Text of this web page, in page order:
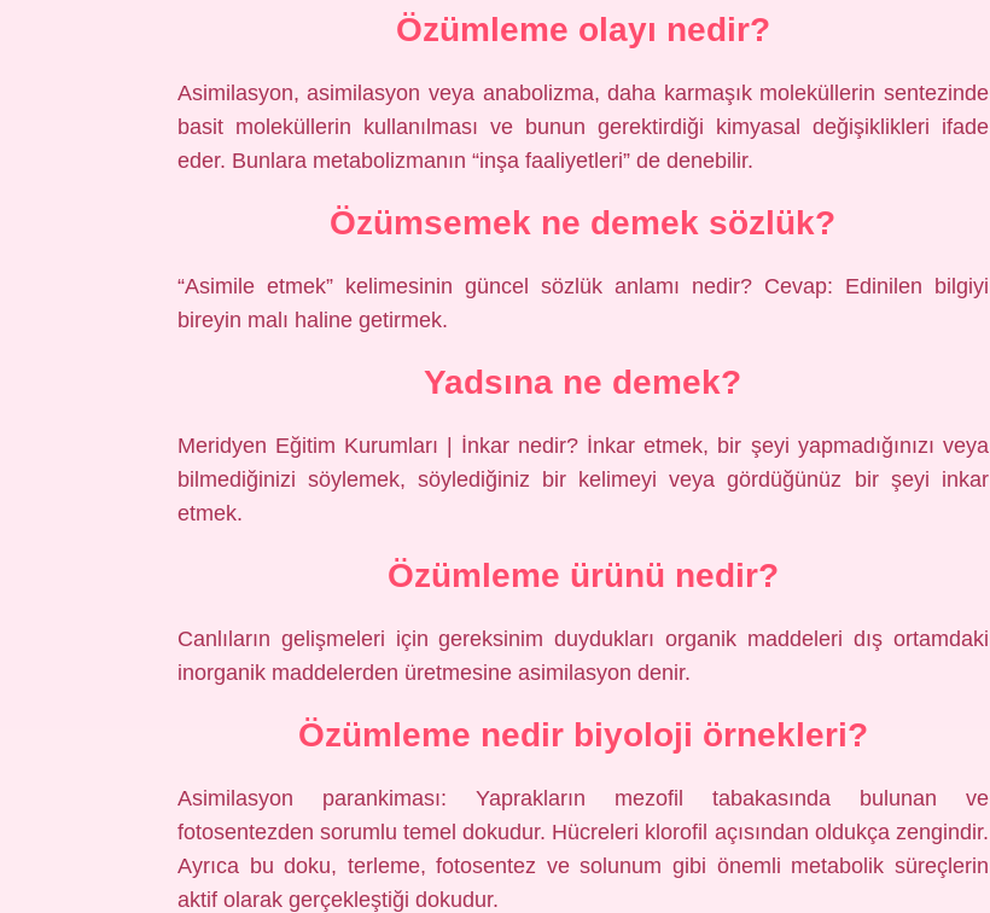
Özümleme olayı nedir?
Asimilasyon, asimilasyon veya anabolizma, daha karmaşık moleküllerin sentezinde
basit moleküllerin kullanılması ve bunun gerektirdiği kimyasal değişiklikleri ifade
eder. Bunlara metabolizmanın “inşa faaliyetleri” de denebilir.
Özümsemek ne demek sözlük?
“Asimile etmek” kelimesinin güncel sözlük anlamı nedir? Cevap: Edinilen bilgiyi
bireyin malı haline getirmek.
Yadsına ne demek?
Meridyen Eğitim Kurumları | İnkar nedir? İnkar etmek, bir şeyi yapmadığınızı veya
bilmediğinizi söylemek, söylediğiniz bir kelimeyi veya gördüğünüz bir şeyi inkar
etmek.
Özümleme ürünü nedir?
Canlıların gelişmeleri için gereksinim duydukları organik maddeleri dış ortamdaki
inorganik maddelerden üretmesine asimilasyon denir.
Özümleme nedir biyoloji örnekleri?
Asimilasyon parankiması: Yaprakların mezofil tabakasında bulunan ve
fotosentezden sorumlu temel dokudur. Hücreleri klorofil açısından oldukça zengindir.
Ayrıca bu doku, terleme, fotosentez ve solunum gibi önemli metabolik süreçlerin
aktif olarak gerçekleştiği dokudur.